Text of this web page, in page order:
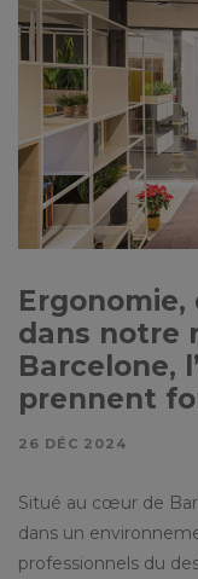
dans notre
Barcelone,
prennent
26 DÉC 2024
Situé au cœur de
dans un
professionnels du